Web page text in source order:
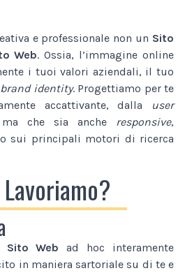
e professionale non un Sito
Web. Ossia, l’immagine online
i tuoi valori aziendali, il tuo
brand identity. Progettiamo per te
accattivante, dalla
user
che sia anche responsive,
sui principali motori di ricerca
Sito Web ad hoc interamente
in maniera sartoriale su di te e